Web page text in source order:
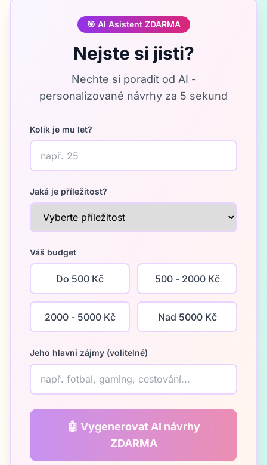
🎯 AI Asistent ZDARMA
Nejste si jisti?
Nechte si poradit od AI -
personalizované návrhy za 5 sekund
Kolik je mu let?
Jaká je příležitost?
Váš budget
Do 500 Kč 500 - 2000 Kč
2000 - 5000 Kč Nad 5000 Kč
Jeho hlavní zájmy (volitelné)
🤖 Vygenerovat AI návrhy
ZDARMA